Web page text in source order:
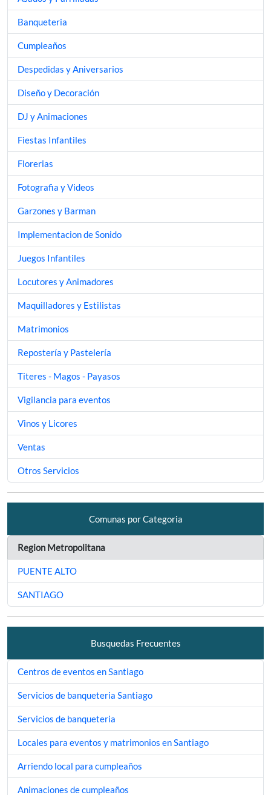
Banqueteria
Cumpleaños
Despedidas y Aniversarios
Diseño y Decoración
DJ y Animaciones
Fiestas Infantiles
Florerias
Fotografia y Videos
Garzones y Barman
Implementacion de Sonido
Juegos Infantiles
Locutores y Animadores
Maquilladores y Estilistas
Matrimonios
Repostería y Pastelería
Titeres - Magos - Payasos
Vigilancia para eventos
Vinos y Licores
Ventas
Otros Servicios
Comunas por Categoria
Region Metropolitana
PUENTE ALTO
SANTIAGO
Busquedas Frecuentes
Centros de eventos en Santiago
Servicios de banqueteria Santiago
Servicios de banqueteria
Locales para eventos y matrimonios en Santiago
Arriendo local para cumpleaños
Animaciones de cumpleaños